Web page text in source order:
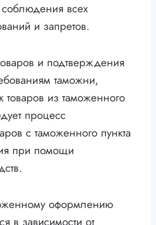
всех
и запретов.
и подтверждения
таможни,
товаров из таможенного
процесс
с таможенного пункта
при помощи
оформлению